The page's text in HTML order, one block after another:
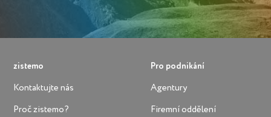
zistemo
Kontaktujte nás
Proč zistemo?
Pro podnikání
Agentury
Firemní oddělení